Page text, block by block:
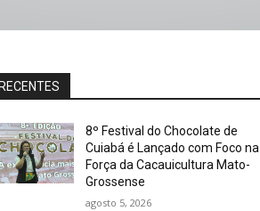
RECENTES
8º Festival do Chocolate de
Cuiabá é Lançado com Foco na
Força da Cacauicultura Mato-
Grossense
agosto 5, 2026